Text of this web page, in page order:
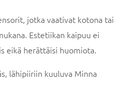
jotka vaativat kotona tai
Estetiikan kaipuu ei
eikä herättäisi huomiota.
lähipiiriin kuuluva Minna